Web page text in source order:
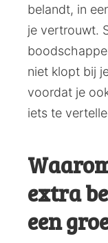
belandt, in
je vertrouwt.
niet klopt bij
voordat je
iets te
extra
een